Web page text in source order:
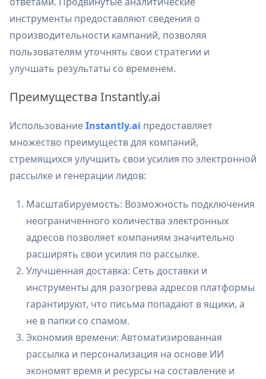
инструменты предоставляют сведения о
производительности кампаний, позволяя
пользователям уточнять свои стратегии и
улучшать результаты со временем.
Преимущества Instantly.ai
ИспользованиеInstantly.ai предоставляет
множество преимуществ для компаний,
стремящихся улучшить свои усилия по электронной
рассылке и генерации лидов:
Масштабируемость: Возможность подключения
неограниченного количества электронных
адресов позволяет компаниям значительно
расширять свои усилия по рассылке.
Улучшенная доставка: Сеть доставки и
инструменты для разогрева адресов платформы
гарантируют, что письма попадают в ящики, а
не в папки со спамом.
Экономия времени: Автоматизированная
рассылка и персонализация на основе ИИ
экономят время и ресурсы на составление и